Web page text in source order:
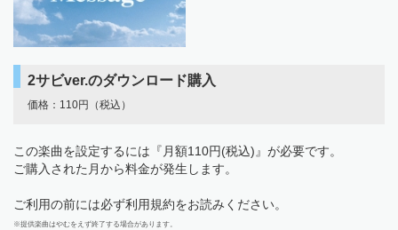
2サビver.のダウンロード購入
価格：110円（税込）
この楽曲を設定するには『月額110円(税込)』が必要です。
ご購入された月から料金が発生します。
ご利用の前には必ず利用規約をお読みください。
※提供楽曲はやむをえず終了する場合があります。